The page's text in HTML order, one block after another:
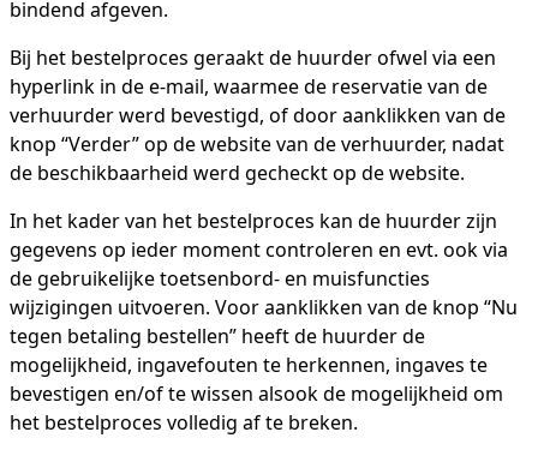
bindend afgeven.
Bij het bestelproces geraakt de huurder ofwel via een
hyperlink in de e-mail, waarmee de reservatie van de
verhuurder werd bevestigd, of door aanklikken van de
knop “Verder” op de website van de verhuurder, nadat
de beschikbaarheid werd gecheckt op de website.
In het kader van het bestelproces kan de huurder zijn
gegevens op ieder moment controleren en evt. ook via
de gebruikelijke toetsenbord- en muisfuncties
wijzigingen uitvoeren. Voor aanklikken van de knop “Nu
tegen betaling bestellen” heeft de huurder de
mogelijkheid, ingavefouten te herkennen, ingaves te
bevestigen en/of te wissen alsook de mogelijkheid om
het bestelproces volledig af te breken.